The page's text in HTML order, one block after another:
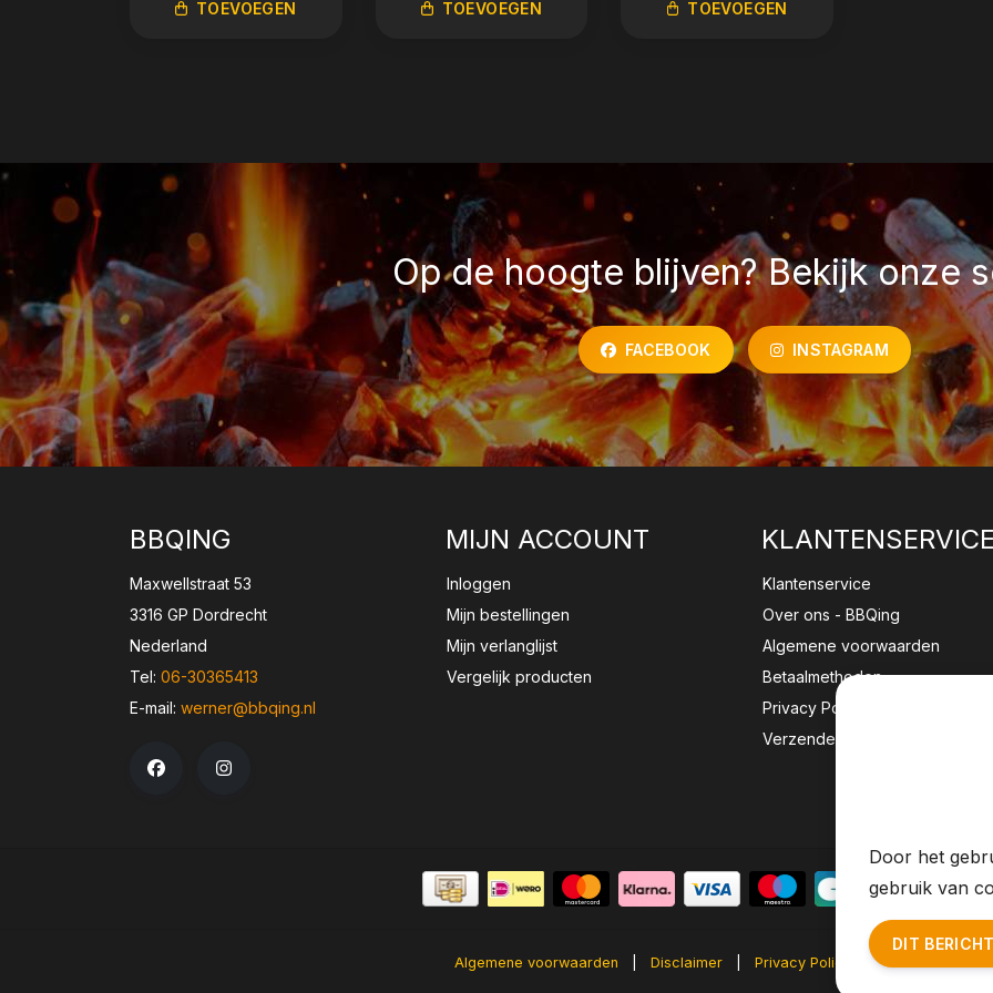
TOEVOEGEN TOEVOEGEN TOEVOEGEN
Op de hoogte blijven? Bekijk onze
FACEBOOK INSTAGRAM
BBQING
Maxwellstraat 53
3316 GP Dordrecht
Nederland
Tel: 06-30365413
E-mail: werner@bbqing.nl
MIJN ACCOUNT
Inloggen
Mijn bestellingen
Mijn verlanglijst
Vergelijk producten
KLANTENSERVICE
Klantenservice
Over ons - BBQing
Algemene voorwaarden
Betaalmethoden
Privacy Policy
Verzenden & retourneren
Algemene voorwaarden Disclaimer Privacy Policy Sitemap
Door het
gebruik van
DIT